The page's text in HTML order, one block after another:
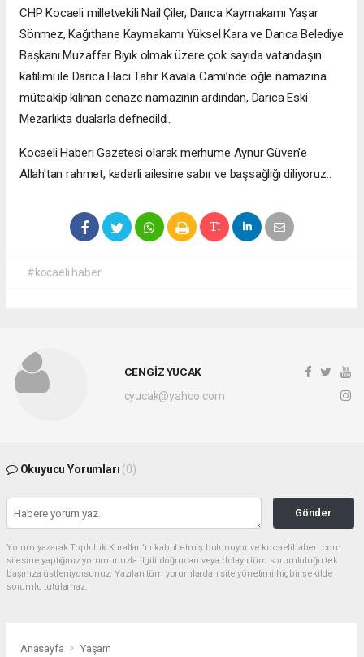
CHP Kocaeli milletvekili Nail Çiler, Darıca Kaymakamı Yaşar
Sönmez, Kağıthane Kaymakamı Yüksel Kara ve Darıca Belediye
Başkanı Muzaffer Bıyık olmak üzere çok sayıda vatandaşın
katılımı ile Darıca Hacı Tahir Kavala Cami’nde öğle namazına
müteakip kılınan cenaze namazının ardından, Darıca Eski
Mezarlıkta dualarla defnedildi.
Kocaeli Haberi Gazetesi olarak merhume Aynur Güven'e
Allah'tan rahmet, kederli ailesine sabır ve başsağlığı diliyoruz..
#kocaeli haber
CENGİZ YUCAK
cyucak@yahoo.com
Okuyucu Yorumları (0)
Gönder
Yorum yazarak Topluluk Kuralları’nı kabul etmiş bulunuyor ve kocaelihaberi.com
sitesine yaptığınız yorumunuzla ilgili doğrudan veya dolaylı tüm sorumluluğu tek
başınıza üstleniyorsunuz. Yazılan tüm yorumlardan site yönetimi hiçbir şekilde
sorumlu tutulamaz.
Anasayfa Yaşam